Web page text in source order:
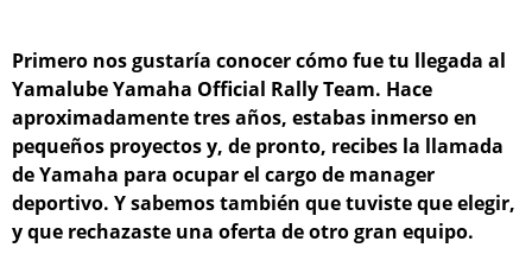
Primero nos gustaría conocer cómo fue tu llegada al
Yamalube Yamaha Official Rally Team. Hace
aproximadamente tres años, estabas inmerso en
pequeños proyectos y, de pronto, recibes la llamada
de Yamaha para ocupar el cargo de manager
deportivo. Y sabemos también que tuviste que elegir,
y que rechazaste una oferta de otro gran equipo.